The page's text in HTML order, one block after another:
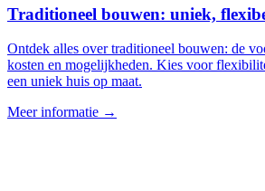
Traditioneel bouwen: uniek,
Ontdek alles over traditioneel bouwen: de
kosten en mogelijkheden. Kies voor
een uniek huis op maat.
Meer informatie →